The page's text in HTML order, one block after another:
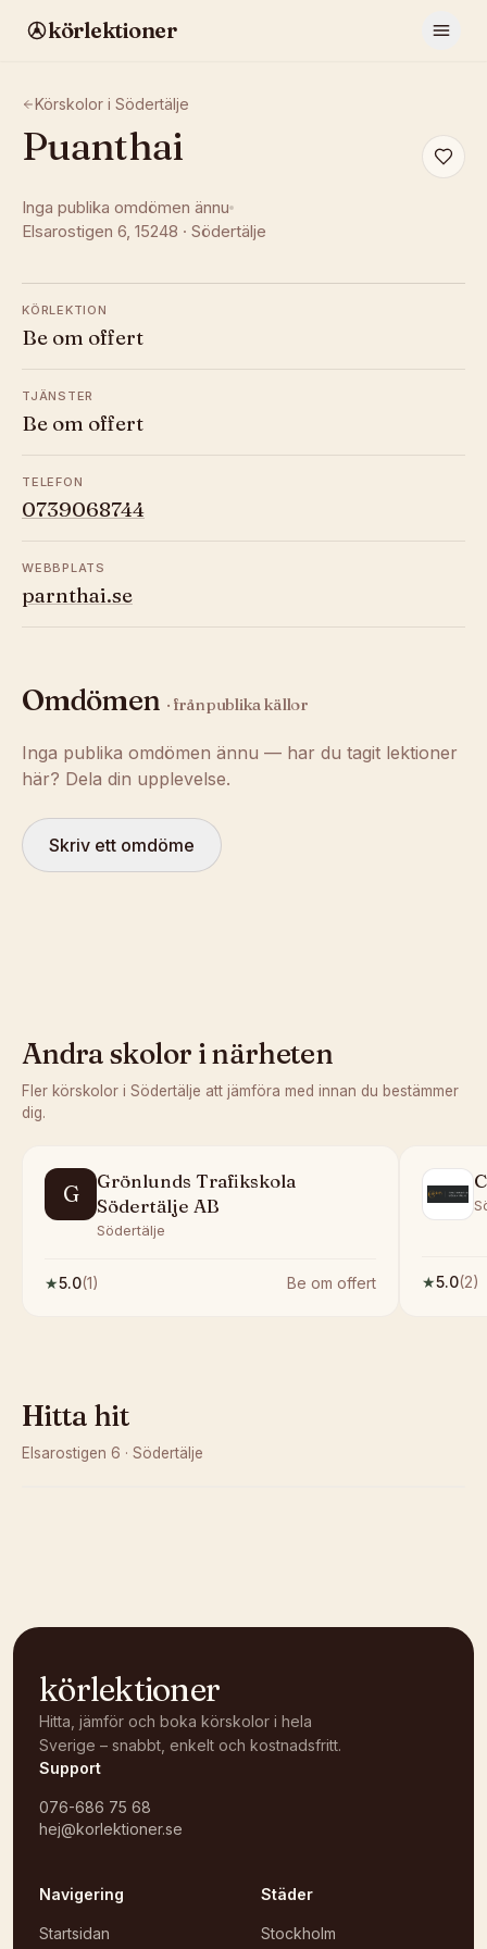
körlektioner
Körskolor i Södertälje
Puanthai
Inga publika omdömen ännu
Elsarostigen 6, 15248 · Södertälje
KÖRLEKTION
Be om offert
TJÄNSTER
Be om offert
TELEFON
0739068744
WEBBPLATS
parnthai.se
Omdömen · från publika källor
Inga publika omdömen ännu — har du tagit lektioner
här? Dela din upplevelse.
Skriv ett omdöme
Andra skolor i närheten
Fler körskolor i Södertälje att jämföra med innan du bestämmer
dig.
G
Grönlunds Trafikskola
Södertälje AB
Södertälje
★5.0(1) Be om offert ★5.0(2)
Hitta hit
Elsarostigen 6 · Södertälje
körlektioner
Hitta, jämför och boka körskolor i hela
Sverige – snabbt, enkelt och kostnadsfritt.
Support
076-686 75 68
hej@korlektioner.se
Navigering
Startsidan
Städer
Stockholm